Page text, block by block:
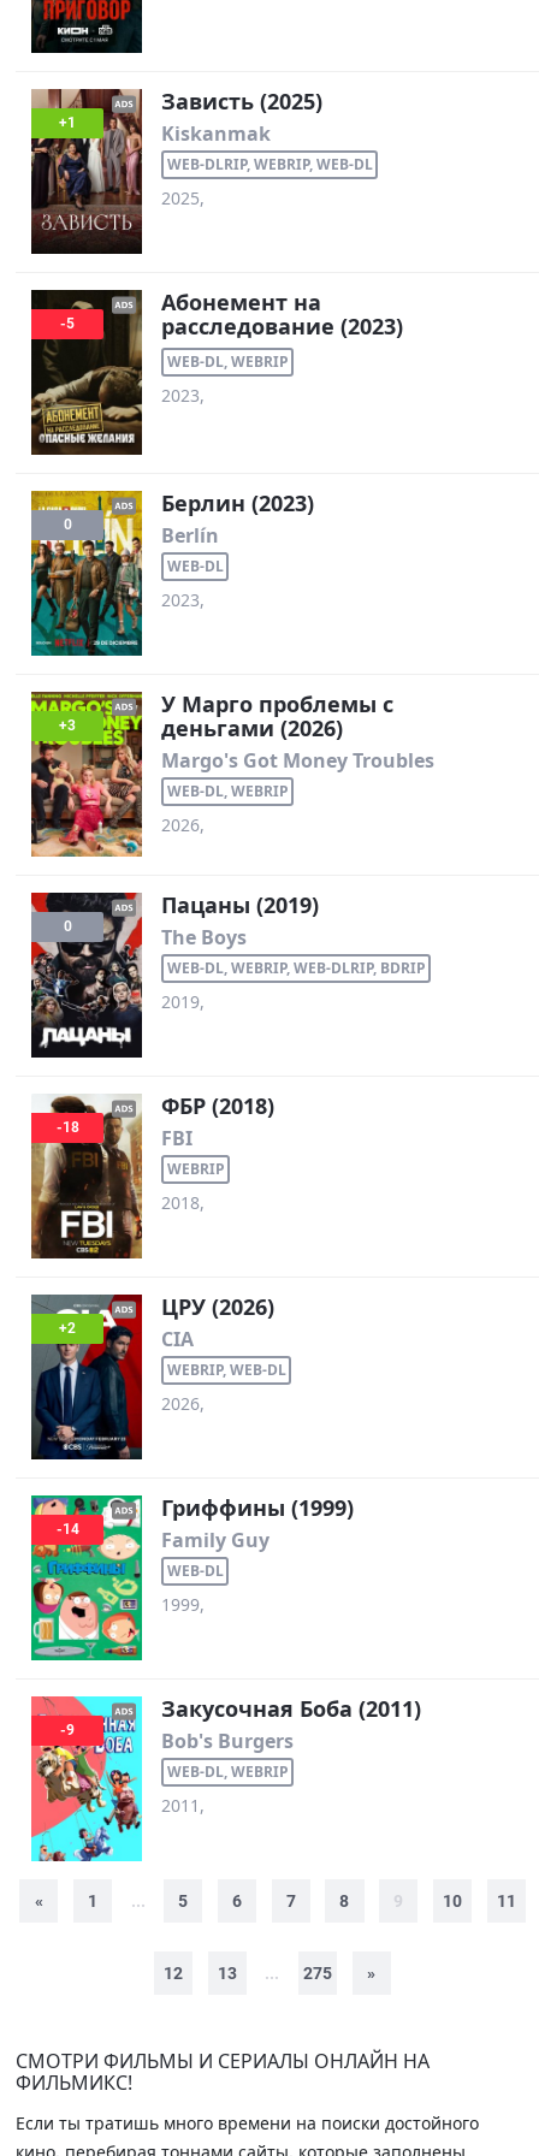
+1
Зависть (2025)
Kiskanmak
WEB-DLRIP, WEBRIP, WEB-DL
2025,
-5
Абонемент на
расследование (2023)
WEB-DL, WEBRIP
2023,
0
Берлин (2023)
Berlín
WEB-DL
2023,
+3
У Марго проблемы с
деньгами (2026)
Margo's Got Money Troubles
WEB-DL, WEBRIP
2026,
0
Пацаны (2019)
The Boys
WEB-DL, WEBRIP, WEB-DLRIP, BDRIP
2019,
-18
ФБР (2018)
FBI
WEBRIP
2018,
+2
ЦРУ (2026)
CIA
WEBRIP, WEB-DL
2026,
-14
Гриффины (1999)
Family Guy
WEB-DL
1999,
-9
Закусочная Боба (2011)
Bob's Burgers
WEB-DL, WEBRIP
2011,
« 1 ... 5 6 7 8 9 10 11
12 13 ... 275 »
СМОТРИ ФИЛЬМЫ И СЕРИАЛЫ ОНЛАЙН НА
ФИЛЬМИКС!
Если ты тратишь много времени на поиски достойного